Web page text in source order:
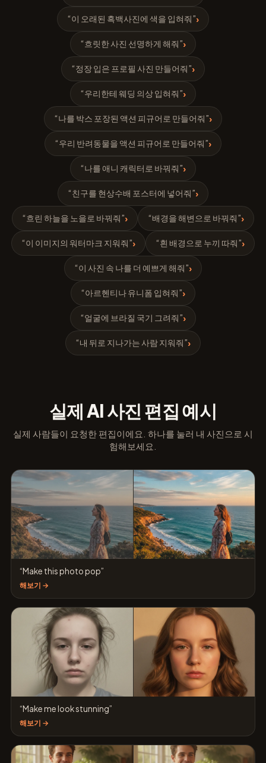
“이 오래된 흑백사진에 색을 입혀줘”›
“흐릿한 사진 선명하게 해줘”›
“정장 입은 프로필 사진 만들어줘”›
“우리한테 웨딩 의상 입혀줘”›
“나를 박스 포장된 액션 피규어로 만들어줘”›
“우리 반려동물을 액션 피규어로 만들어줘”›
“나를 애니 캐릭터로 바꿔줘”›
“친구를 현상수배 포스터에 넣어줘”›
“흐린 하늘을 노을로 바꿔줘”› “배경을 해변으로 바꿔줘”›
“이 이미지의 워터마크 지워줘”› “흰 배경으로 누끼 따줘”›
“이 사진 속 나를 더 예쁘게 해줘”›
“아르헨티나 유니폼 입혀줘”›
“얼굴에 브라질 국기 그려줘”›
“내 뒤로 지나가는 사람 지워줘”›
실제 AI 사진 편집 예시
실제 사람들이 요청한 편집이에요. 하나를 눌러 내 사진으로 시
험해보세요.
“Make this photo pop”
해보기 →
“Make me look stunning”
해보기 →